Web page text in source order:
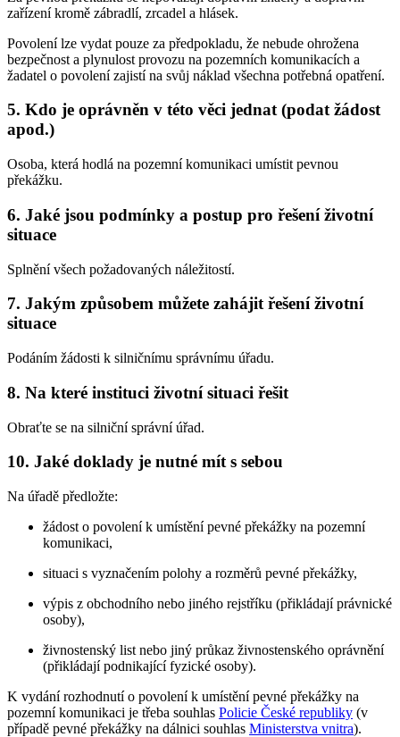
zařízení kromě zábradlí, zrcadel a hlásek.
Povolení lze vydat pouze za předpokladu, že nebude ohrožena
bezpečnost a plynulost provozu na pozemních komunikacích a
žadatel o povolení zajistí na svůj náklad všechna potřebná opatření.
5. Kdo je oprávněn v této věci jednat (podat žádost
apod.)
Osoba, která hodlá na pozemní komunikaci umístit pevnou
překážku.
6. Jaké jsou podmínky a postup pro řešení životní
situace
Splnění všech požadovaných náležitostí.
7. Jakým způsobem můžete zahájit řešení životní
situace
Podáním žádosti k silničnímu správnímu úřadu.
8. Na které instituci životní situaci řešit
Obraťte se na silniční správní úřad.
10. Jaké doklady je nutné mít s sebou
Na úřadě předložte:
žádost o povolení k umístění pevné překážky na pozemní
komunikaci,
situaci s vyznačením polohy a rozměrů pevné překážky,
výpis z obchodního nebo jiného rejstříku (přikládají právnické
osoby),
živnostenský list nebo jiný průkaz živnostenského oprávnění
(přikládají podnikající fyzické osoby).
K vydání rozhodnutí o povolení k umístění pevné překážky na
pozemní komunikaci je třeba souhlas Policie České republiky (v
případě pevné překážky na dálnici souhlas Ministerstva vnitra).